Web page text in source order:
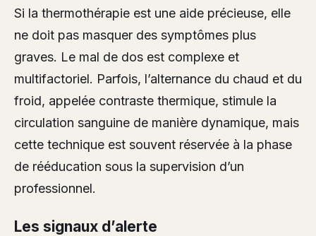
Si la thermothérapie est une aide précieuse, elle
ne doit pas masquer des symptômes plus
graves. Le mal de dos est complexe et
multifactoriel. Parfois, l’alternance du chaud et du
froid, appelée contraste thermique, stimule la
circulation sanguine de manière dynamique, mais
cette technique est souvent réservée à la phase
de rééducation sous la supervision d’un
professionnel.
Les signaux d’alerte